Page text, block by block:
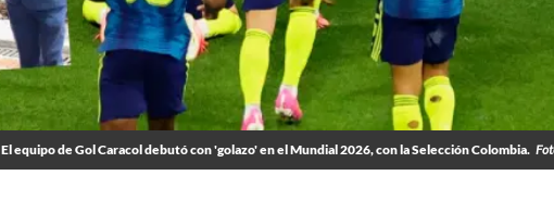
El equipo de Gol Caracol debutó con 'golazo' en el Mundial 2026, con la Selección Colombia.